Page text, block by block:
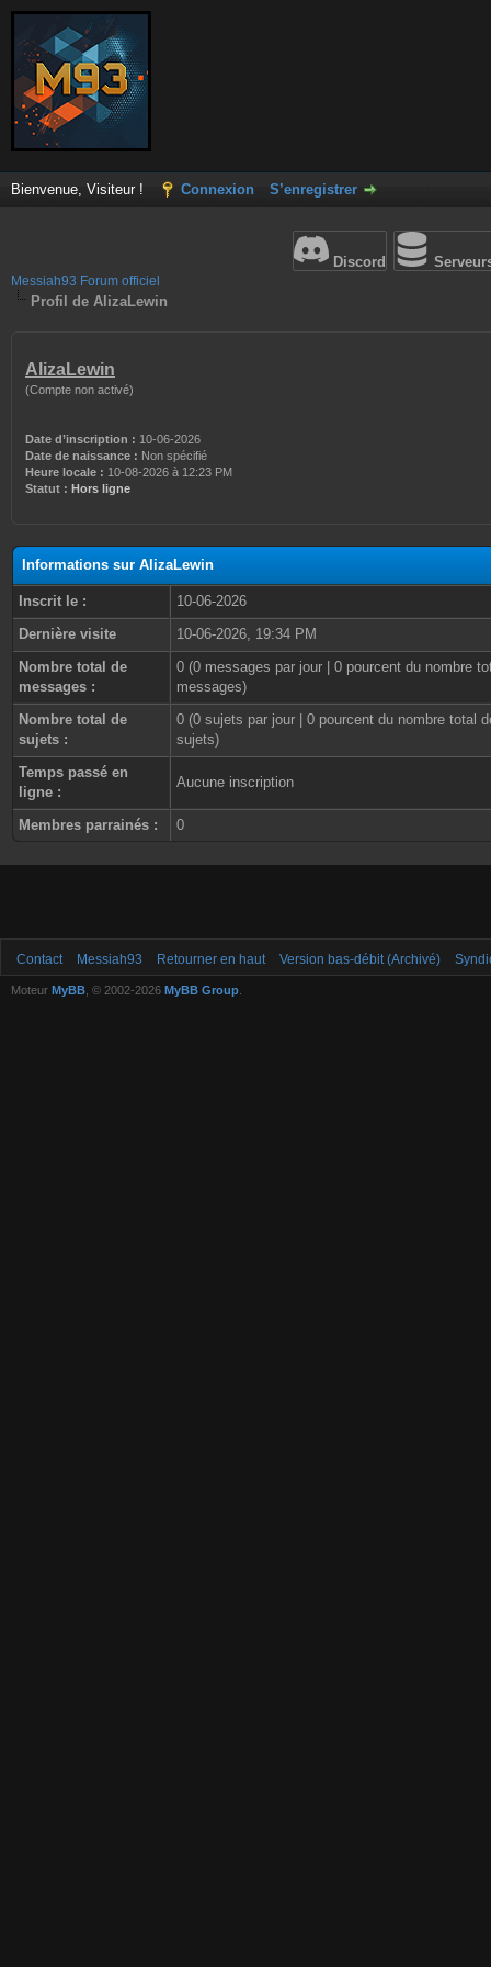
Bienvenue, Visiteur ! Connexion S’enregistrer
Discord
Messiah93 Forum officiel
Profil de AlizaLewin
AlizaLewin
(Compte non activé)
Date d’inscription : 10-06-2026
Date de naissance : Non spécifié
Heure locale : 10-08-2026 à 12:23 PM
Statut : Hors ligne
Informations sur AlizaLewin
Inscrit le :
10-06-2026
Dernière visite
10-06-2026, 19:34 PM
Nombre total de
messages :
0 (0 messages par jour | 0 pourcent du nombre
messages)
Nombre total de
sujets :
0 (0 sujets par jour | 0 pourcent du nombre total
sujets)
Temps passé en
ligne :
Aucune inscription
Membres parrainés : 0
Contact Messiah93 Retourner en haut Version bas-débit (Archivé)
Moteur MyBB , © 2002-2026 MyBB Group